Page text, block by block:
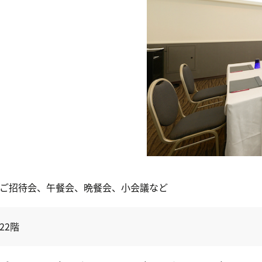
ご招待会、午餐会、晩餐会、小会議など
22階